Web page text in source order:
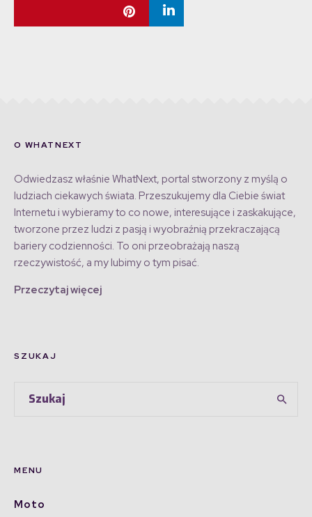
O WHATNEXT
Odwiedzasz właśnie WhatNext, portal stworzony z myślą o
ludziach ciekawych świata. Przeszukujemy dla Ciebie świat
Internetu i wybieramy to co nowe, interesujące i zaskakujące,
tworzone przez ludzi z pasją i wyobraźnią przekraczającą
bariery codzienności. To oni przeobrażają naszą
rzeczywistość, a my lubimy o tym pisać.
Przeczytaj więcej
SZUKAJ
MENU
Moto